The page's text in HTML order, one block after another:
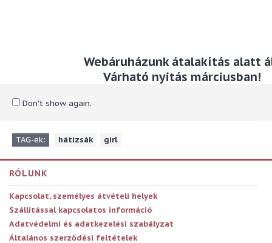
Webáruházunk átalakítás alatt
Várható nyitás márciusban!
Don't show again.
extra kényelemért.
Anyaga: PVC
TAG-ek: hátizsák girl
RÓLUNK
Kapcsolat, személyes átvételi helyek
Szállítással kapcsolatos információ
Adatvédelmi és adatkezelési szabályzat
Általános szerződési feltételek